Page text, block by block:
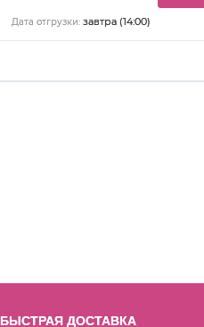
Дата отгрузки: завтра (14:00)
БЫСТРАЯ ДОСТАВКА